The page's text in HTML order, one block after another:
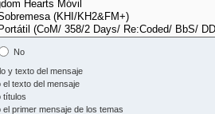
No
y texto del mensaje
el texto del mensaje
títulos
el primer mensaje de los temas